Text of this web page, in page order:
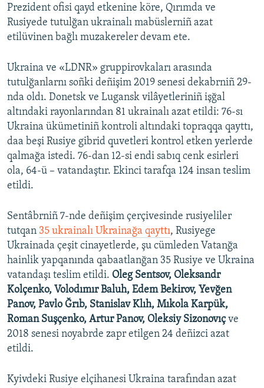
Prezident ofisi qayd etkenine köre, Qırımda ve
Rusiyede tutulğan ukrainalı mabüslerniñ azat
etilüvinen bağlı muzakereler devam ete.
Ukraina ve «LDNR» gruppirovkaları arasında
tutulğanlarnı soñki deñişim 2019 senesi dekabrniñ 29-
nda oldı. Donetsk ve Lugansk vilâyetleriniñ işğal
altındaki rayonlarından 81 ukrainalı azat etildi: 76-sı
Ukraina ükümetiniñ kontroli altındaki topraqqa qayttı,
daa beşi Rusiye gibrid quvetleri kontrol etken yerlerde
qalmağa istedi. 76-dan 12-si endi sabıq cenk esirleri
ola, 64-ü – vatandaştır. Ekinci tarafqa 124 insan teslim
etildi.
Sentâbrniñ 7-nde deñişim çerçivesinde rusiyeliler
tutqan 35 ukrainalı Ukrainağa qayttı, Rusiyege
Ukrainada çeşit cinayetlerde, şu cümleden Vatanğa
hainlik yapqanında qabaatlanğan 35 Rusiye ve Ukraina
vatandaşı teslim etildi. Oleg Sentsov, Oleksandr
Kolçenko, Volodımır Baluh, Edem Bekirov, Yevğen
Panov, Pavlo Ğrıb, Stanislav Klıh, Mıkola Karpük,
Roman Suşçenko, Artur Panov, Oleksiy Sizonovıçve
2018 senesi noyabrde zapr etilgen 24 deñizci azat
etildi.
Kyivdeki Rusiye elçihanesi Ukraina tarafından azat